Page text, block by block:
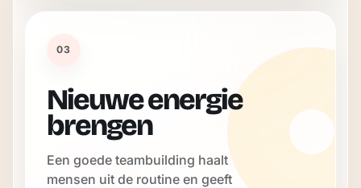
03
Nieuwe energie
brengen
Een goede teambuilding haalt
mensen uit de routine en geeft